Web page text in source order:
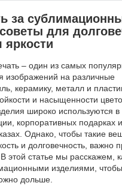
за
для
яркости
– один из самых
изображений на различные
керамику, металл и
и насыщенности
широко используются в
корпоративных подарках и
Однако, чтобы такие
и долговечность, важно
этой статье мы расскажем,
изделиями,
дольше.